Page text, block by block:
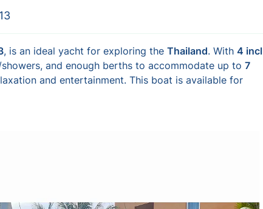
, is an ideal yacht for exploring theThailand. With4 incl
showers, and enough berths to accommodate up to7
and entertainment. This boat is available for